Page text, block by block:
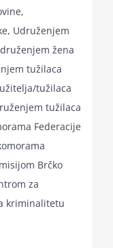
Udruženjem
žena
tužilaca
tužilaca
tužilaca
Federacije
Brčko
za
kriminalitetu